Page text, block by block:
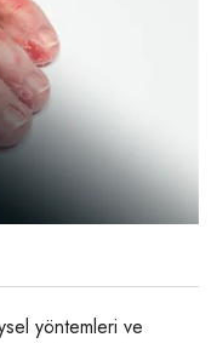
yöntemleri ve